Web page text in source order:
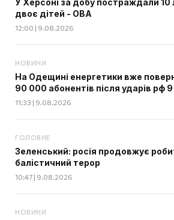
У Херсоні за добу постраждали
двоє дітей - ОВА
12:00 | 9.08.2026
НОВИНИ
На Одещині енергетики вже
90 000 абонентів після ударів рф
11:33 | 9.08.2026
ГОЛОВНЕ
Зеленський: росія продовжує
балістичний терор
10:47 | 9.08.2026
НОВИНИ